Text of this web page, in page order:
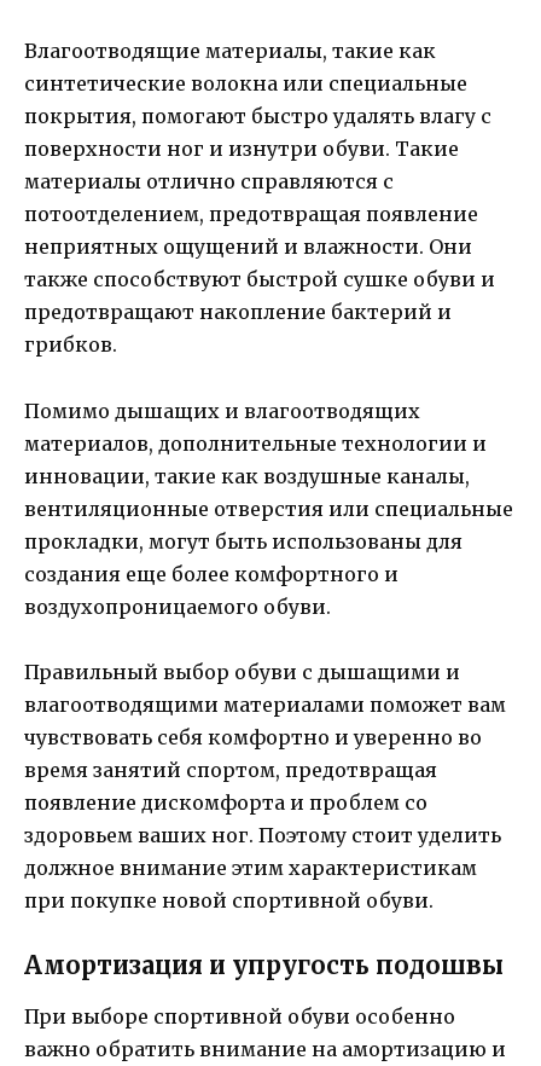
Влагоотводящие материалы, такие как
синтетические волокна или специальные
покрытия, помогают быстро удалять влагу с
поверхности ног и изнутри обуви. Такие
материалы отлично справляются с
потоотделением, предотвращая появление
неприятных ощущений и влажности. Они
также способствуют быстрой сушке обуви и
предотвращают накопление бактерий и
грибков.
Помимо дышащих и влагоотводящих
материалов, дополнительные технологии и
инновации, такие как воздушные каналы,
вентиляционные отверстия или специальные
прокладки, могут быть использованы для
создания еще более комфортного и
воздухопроницаемого обуви.
Правильный выбор обуви с дышащими и
влагоотводящими материалами поможет вам
чувствовать себя комфортно и уверенно во
время занятий спортом, предотвращая
появление дискомфорта и проблем со
здоровьем ваших ног. Поэтому стоит уделить
должное внимание этим характеристикам
при покупке новой спортивной обуви.
Амортизация и упругость подошвы
При выборе спортивной обуви особенно
важно обратить внимание на амортизацию и